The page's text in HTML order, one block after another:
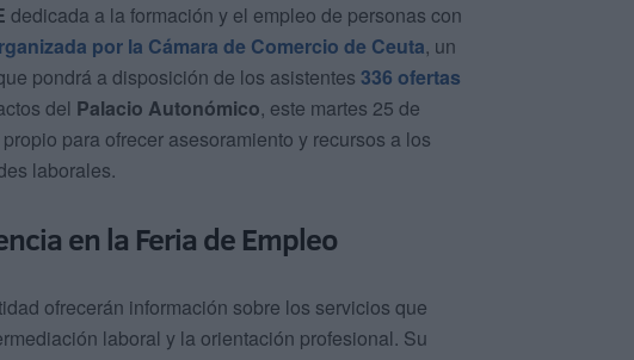
dedicada a la formación y el empleo de personas con
por la Cámara de Comercio de Ceuta, un
pondrá a disposición de los asistentes 336 ofertas
del Palacio Autonómico, este martes 25 de
para ofrecer asesoramiento y recursos a los
laborales.
en la Feria de Empleo
ofrecerán información sobre los servicios que
laboral y la orientación profesional. Su